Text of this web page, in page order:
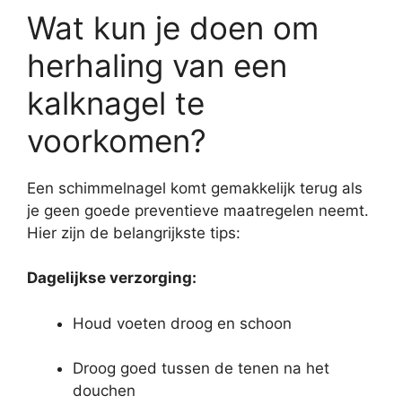
Wat kun je doen om
herhaling van een
kalknagel te
voorkomen?
Een schimmelnagel komt gemakkelijk terug als
je geen goede preventieve maatregelen neemt.
Hier zijn de belangrijkste tips:
Dagelijkse verzorging:
Houd voeten droog en schoon
Droog goed tussen de tenen na het
douchen